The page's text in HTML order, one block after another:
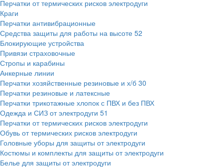
Перчатки от термических рисков электродуги
Краги
Перчатки антивибрационные
Средства защиты для работы на высоте 52
Блокирующие устройства
Привязи страховочные
Стропы и карабины
Анкерные линии
Перчатки хозяйственные резиновые и х/б 30
Перчатки резиновые и латексные
Перчатки трикотажные хлопок с ПВХ и без ПВХ
Одежда и СИЗ от электродуги 51
Перчатки от термических рисков электродуги
Обувь от термических рисков электродуги
Головные уборы для защиты от электродуги
Костюмы и комплекты для защиты от электродуги
Белье для защиты от электродуги